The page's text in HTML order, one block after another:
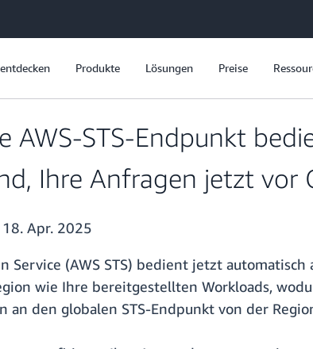
Produkte Lösungen Preise
AWS-STS-Endpunkt
Ihre Anfragen jetzt vor
18. Apr. 2025
Service (AWS STS) bedient jetzt
wie Ihre bereitgestellten Workloads,
an den globalen STS-Endpunkt von der